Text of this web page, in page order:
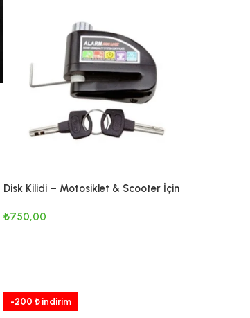
Disk Kilidi – Motosiklet & Scooter İçin
₺750,00
-200 ₺ indirim